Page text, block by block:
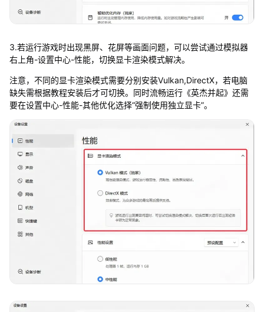
3.若运行游戏时出现黑屏、花屏等画面问题，可以尝试通过模拟器
右上角-设置中心-性能，切换显卡渲染模式解决。
注意，不同的显卡渲染模式需要分别安装Vulkan,DirectX，若电脑
缺失需根据教程安装后才可切换。同时流畅运行《英杰并起》还需
要在设置中心-性能-其他优化选择“强制使用独立显卡”。